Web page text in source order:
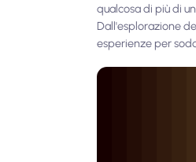
qualcosa di più di
Dall'esplorazione
esperienze per